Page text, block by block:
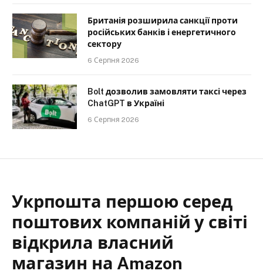
Британія розширила санкції проти
російських банків і енергетичного
сектору
6 Серпня 2026
Bolt дозволив замовляти таксі через
ChatGPT в Україні
6 Серпня 2026
Укрпошта першою серед
поштових компаній у світі
відкрила власний
магазин на Amazon